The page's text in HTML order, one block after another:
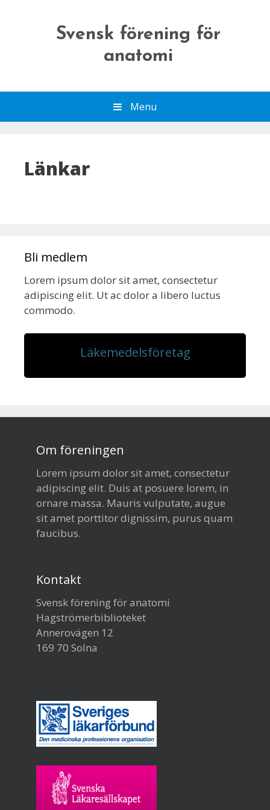
Svensk förening för
anatomi
Menu
Länkar
Bli medlem
Lorem ipsum dolor sit amet, consectetur
adipiscing elit. Ut ac dolor a libero luctus
commodo.
Läkemedelsföretag
Om föreningen
Lorem ipsum dolor sit amet, consectetur
adipiscing elit. Duis at posuere lorem, in
ornare massa. Mauris vulputate, augue
sit amet porttitor dignissim, purus quam
faucibus.
Kontakt
Svensk förening för anatomi
Hagströmerbiblioteket
Annerovägen 12
169 70 Solna